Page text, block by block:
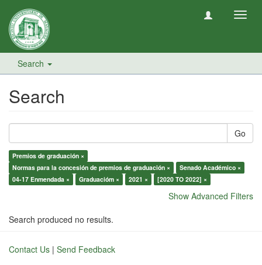
Search
Search
Go
Premios de graduación ×
Normas para la concesión de premios de graduación ×
Senado Académico ×
04-17 Enmendada ×
Graduacióm × 2021 × [2020 TO 2022] ×
Show Advanced Filters
Search produced no results.
Contact Us | Send Feedback